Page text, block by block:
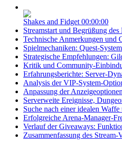
Shakes and Fidget 00:00:00
Streamstart und Begrüßung
Technische Anmerkungen und
Spielmechaniken: Quest-
Strategische Empfehlungen:
Kritik und Community-
Erfahrungsberichte: Server-
Analysis der VIP-System-
Anpassung der
Serverweite Ereignisse,
Suche nach einer idealen
Erfolgreiche Arena-Manager-
Verlauf der Giveaways:
Zusammenfassung des